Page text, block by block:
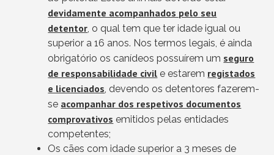
devidamente acompanhados pelo seu
detentor, o qual tem que ter idade igual ou
superior a 16 anos. Nos termos legais, é ainda
obrigatório os canídeos possuírem um seguro
de responsabilidade civil e estarem registados
e licenciados, devendo os detentores fazerem-
se acompanhar dos respetivos documentos
comprovativos emitidos pelas entidades
competentes;
Os cães com idade superior a 3 meses de